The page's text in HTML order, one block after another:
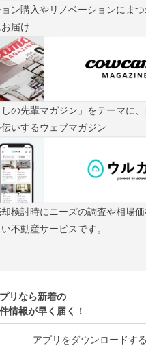
ン購入やリノベーションにま
届け
しの先輩マガジン」をテーマに
いするウェブマガジン
検討時にニーズの調査や相場
不動産サービスです。
リなら新着の
情報が早く届く！
アプリをダウンロードする